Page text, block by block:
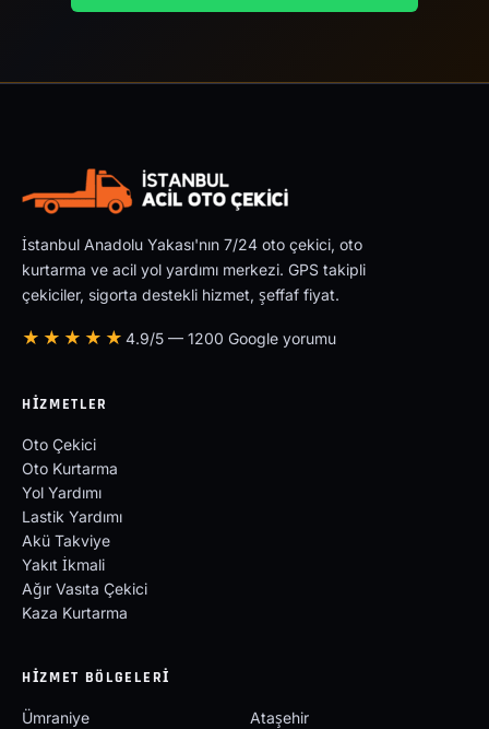
İstanbul Anadolu Yakası'nın 7/24 oto çekici, oto
kurtarma ve acil yol yardımı merkezi. GPS takipli
çekiciler, sigorta destekli hizmet, şeffaf fiyat.
★★★★★ 4.9/5 — 1200 Google yorumu
HIZMETLER
Oto Çekici
Oto Kurtarma
Yol Yardımı
Lastik Yardımı
Akü Takviye
Yakıt İkmali
Ağır Vasıta Çekici
Kaza Kurtarma
HIZMET BÖLGELERI
Ümraniye
Ataşehir